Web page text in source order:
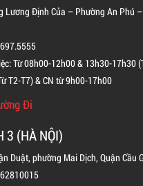
LIÊN HỆ
Lương Định Của – Phường An Phú
Từ 08h00-12h00 & 13h30-17h30
T2-T7) & CN từ 9h00-17h00
Đi
3 (HÀ NỘI)
Duật, phường Mai Dịch, Quận Cầu